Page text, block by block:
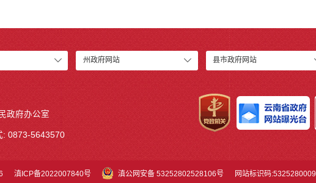
州政府网站 县市政府网站
政府办公室
: 0873-5643570
滇ICP备2022007840号 滇公网安备 53252802528106号 网站标识码:5325280009